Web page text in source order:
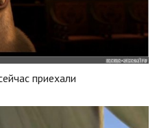
приехали